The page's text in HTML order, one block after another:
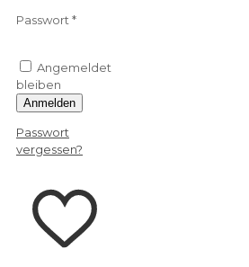
Passwort *
Angemeldet
bleiben
Anmelden
Passwort
vergessen?